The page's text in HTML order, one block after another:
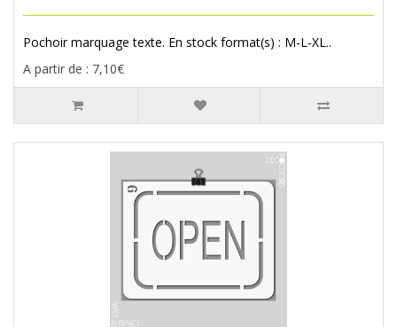
Pochoir marquage texte. En stock format(s) : M-L-XL..
A partir de : 7,10€